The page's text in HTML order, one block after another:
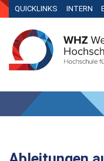
QUICKLINKS INTERN